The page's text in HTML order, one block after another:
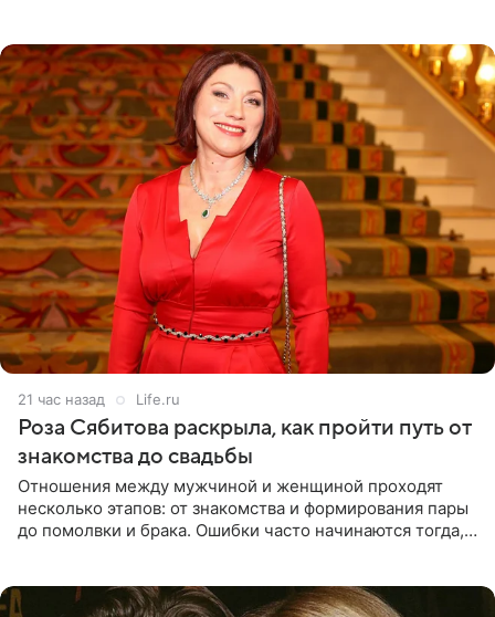
21 час назад Life.ru
Роза Сябитова раскрыла, как пройти путь от
знакомства до свадьбы
Отношения между мужчиной и женщиной проходят
несколько этапов: от знакомства и формирования пары
до помолвки и брака. Ошибки часто начинаются тогда,